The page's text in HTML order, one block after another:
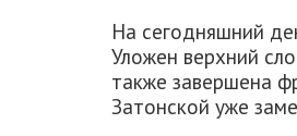
На сегодняшний
Уложен верхний
также завершена
Затонской уже